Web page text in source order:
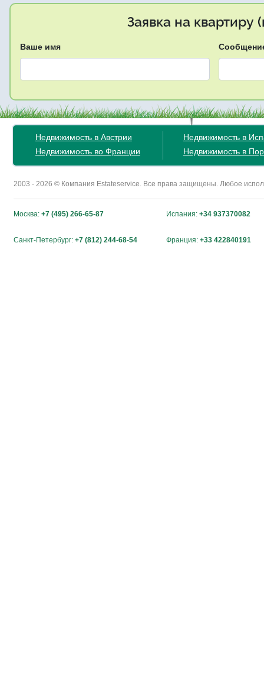
Заявка на квартиру
Ваше имя
Недвижимость в Австрии
Недвижимость во Франции
Недвижимость в
Недвижимость в
2003 - 2026 © Компания Estateservice. Все права защищены. Любое
Москва: +7 (495) 266-65-87 Испания: +34 937370082
Санкт-Петербург: +7 (812) 244-68-54 Франция: +33 422840191